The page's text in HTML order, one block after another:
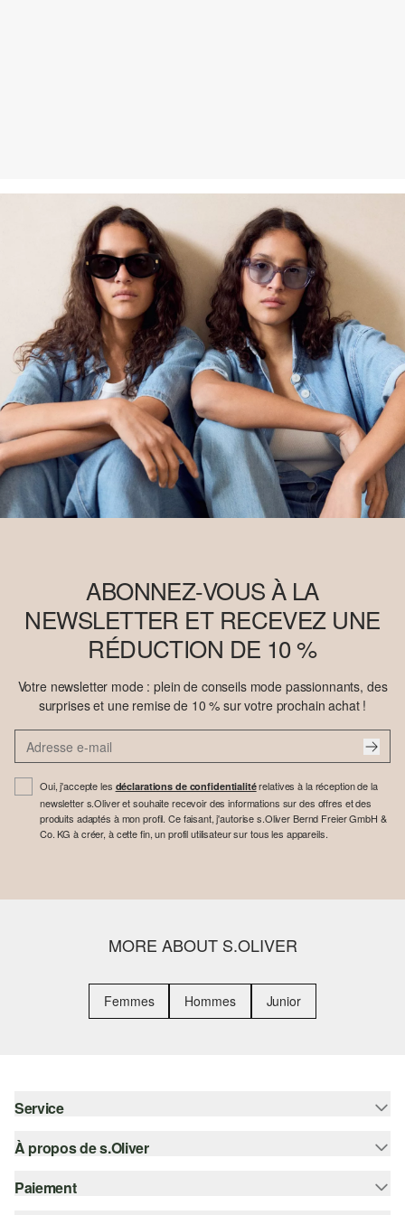
ABONNEZ-VOUS À LA
NEWSLETTER ET RECEVEZ UNE
RÉDUCTION DE 10 %
Votre newsletter mode : plein de conseils mode passionnants, des
surprises et une remise de 10 % sur votre prochain achat !
Oui, j'accepte les déclarations de confidentialitérelatives à la réception de la
newsletter s.Oliver et souhaite recevoir des informations sur des offres et des
produits adaptés à mon profil. Ce faisant, j'autorise s.Oliver Bernd Freier GmbH &
Co. KG à créer, à cette fin, un profil utilisateur sur tous les appareils.
MORE ABOUT S.OLIVER
Femmes Hommes Junior
Service
Aide - FAQ
À propos de s.Oliver
S'abonner à la Newsletter
Paiement